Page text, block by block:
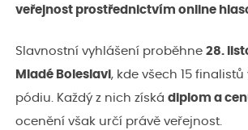
veřejnost prostřednictvím online
Slavnostní vyhlášení proběhne 28.
Mladé Boleslavi , kde všech 15
pódiu. Každý z nich získá diplom a
ocenění však určí právě veřejnost.